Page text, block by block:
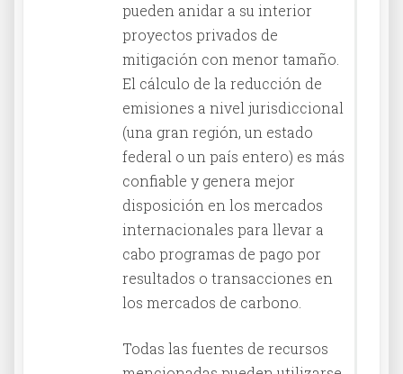
pueden anidar a su interior
proyectos privados de
mitigación con menor tamaño.
El cálculo de la reducción de
emisiones a nivel jurisdiccional
(una gran región, un estado
federal o un país entero) es más
confiable y genera mejor
disposición en los mercados
internacionales para llevar a
cabo programas de pago por
resultados o transacciones en
los mercados de carbono.
Todas las fuentes de recursos